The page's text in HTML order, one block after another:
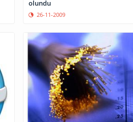
olundu
26-11-2009